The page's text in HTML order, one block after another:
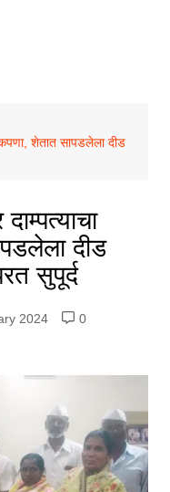
शेतात सापडलेला दीड
दीड
सुपूर्द
2024
0